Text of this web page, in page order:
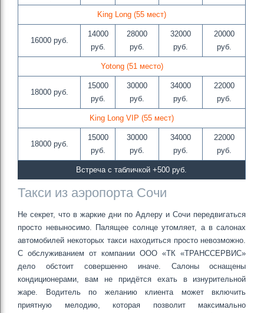
King Long (55 мест)
16000 руб.
14000
руб.
28000
руб.
32000
руб.
20000
руб.
Yotong (51 место)
18000 руб.
15000
руб.
30000
руб.
34000
руб.
22000
руб.
King Long VIP (55 мест)
18000 руб.
15000
руб.
30000
руб.
34000
руб.
22000
руб.
Встреча с табличкой +500 руб.
Такси из аэропорта Сочи
Не секрет, что в жаркие дни по Адлеру и Сочи передвигаться
просто невыносимо. Палящее солнце утомляет, а в салонах
автомобилей некоторых такси находиться просто невозможно.
С обслуживанием от компании ООО «ТК «ТРАНССЕРВИС»
дело обстоит совершенно иначе. Салоны оснащены
кондиционерами, вам не придётся ехать в изнурительной
жаре. Водитель по желанию клиента может включить
приятную мелодию, которая позволит максимально